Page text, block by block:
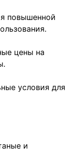
повышенной
цены на
условия для
и